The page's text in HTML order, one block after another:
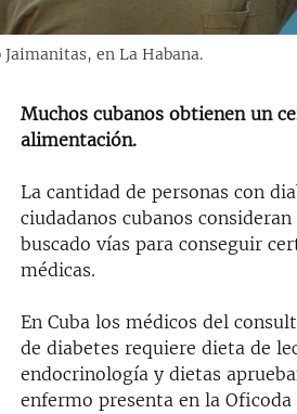
en La Habana.
Muchos cubanos obtienen un
alimentación.
La cantidad de personas con
ciudadanos cubanos
buscado vías para conseguir
médicas.
En Cuba los médicos del
de diabetes requiere dieta de
endocrinología y dietas
enfermo presenta en la